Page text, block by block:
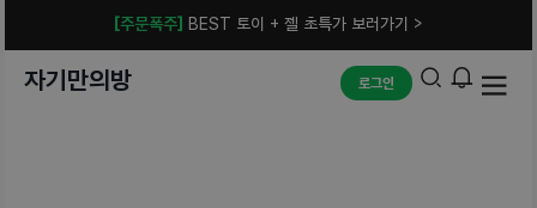
[주문폭주] BEST 토이 + 젤 초특가 보러가기 >
자기만의방 로그인